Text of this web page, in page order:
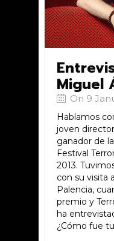
Miguel
On 9
Hablamos
joven
ganador de
Festival
2013.
con su visita
Palencia,
premio y
ha
¿Cómo fue